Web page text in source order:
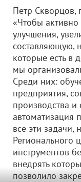
Петр Скворцов,
«Чтобы
улучшения,
составляющую,
которые есть в
мы
Среди них:
предприятия,
производства и
автоматизация
все эти
Регионального
инструментов
внедрять
позволило